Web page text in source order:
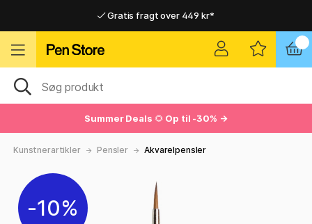
Gratis fragt over 449 kr*
Hurtigt til dør eller pakkeshop
Hurtigt til dør eller pakkeshop
Summer Deals 🌻 Op til -30% →
Kunstnerartikler Pensler Akvarelpensler
10%